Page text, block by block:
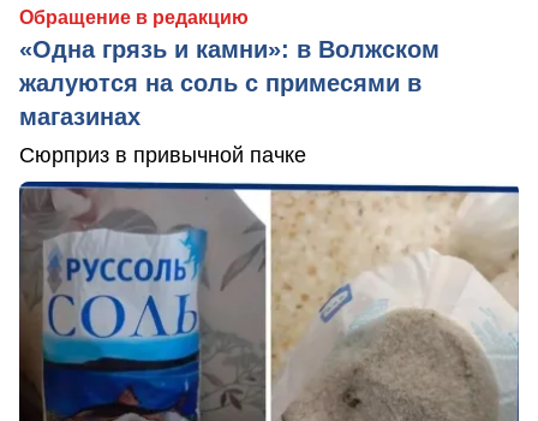
Обращение в редакцию
«Одна грязь и камни»: в Волжском
жалуются на соль с примесями в
магазинах
Сюрприз в привычной пачке